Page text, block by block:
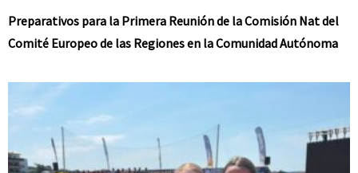
Preparativos para la Primera Reunión de la Comisión Nat del
Comité Europeo de las Regiones en la Comunidad Autónoma